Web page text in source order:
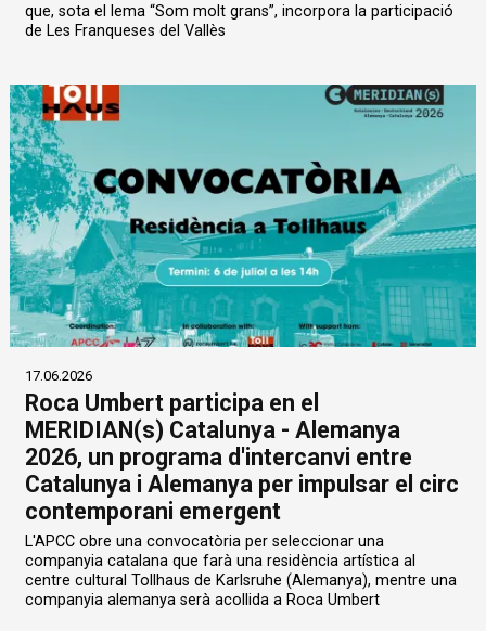
que, sota el lema “Som molt grans”, incorpora la participació
de Les Franqueses del Vallès
17.06.2026
Roca Umbert participa en el
MERIDIAN(s) Catalunya - Alemanya
2026, un programa d'intercanvi entre
Catalunya i Alemanya per impulsar el circ
contemporani emergent
L'APCC obre una convocatòria per seleccionar una
companyia catalana que farà una residència artística al
centre cultural Tollhaus de Karlsruhe (Alemanya), mentre una
companyia alemanya serà acollida a Roca Umbert